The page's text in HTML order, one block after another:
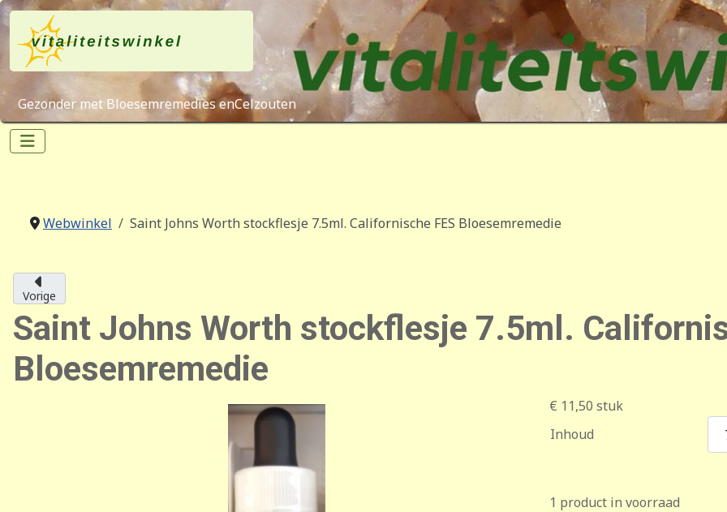
Gezonder met Bloesemremedies enCelzouten
Webwinkel Saint Johns Worth stockflesje 7.5ml. Californische FES Bloesemremedie
Vorige
Saint Johns Worth stockflesje 7.5ml.
Bloesemremedie
€ 11,50 stuk
Inhoud
1 product in voorraad